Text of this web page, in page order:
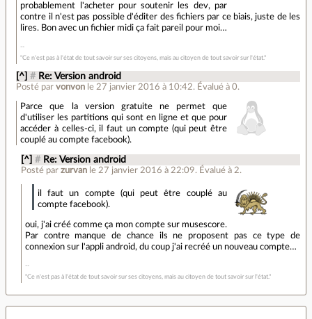
probablement l'acheter pour soutenir les dev, par
contre il n'est pas possible d'éditer des fichiers par ce biais, juste de les
lires. Bon avec un fichier midi ça fait pareil pour moi…
"Ce n'est pas à l'état de tout savoir sur ses citoyens, mais au citoyen de tout savoir sur l'état."
[^] # Re: Version android
Posté parvonvon le 27 janvier 2016 à 10:42. Évalué à0.
Parce que la version gratuite ne permet que
d'utiliser les partitions qui sont en ligne et que pour
accéder à celles-ci, il faut un compte (qui peut être
couplé au compte facebook).
[^] # Re: Version android
Posté par zurvan le 27 janvier 2016 à 22:09. Évalué à 2.
il faut un compte (qui peut être couplé au
compte facebook).
oui, j'ai créé comme ça mon compte sur musescore.
Par contre manque de chance ils ne proposent pas ce type de
connexion sur l'appli android, du coup j'ai recréé un nouveau compte…
"Ce n'est pas à l'état de tout savoir sur ses citoyens, mais au citoyen de tout savoir sur l'état."